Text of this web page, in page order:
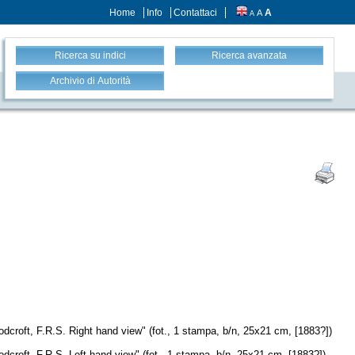
Home Info Contattaci A A A
Ricerca su indici Ricerca avanzata
Archivio di Autorità